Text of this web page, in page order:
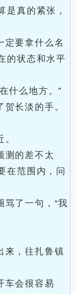
是真的紧张，
定要拿什么名
的状态和水平
什么地方。”
长淡的手。
测的差不太
在范围内，问
骂了一句，“我
来，往扎鲁镇
车会很容易